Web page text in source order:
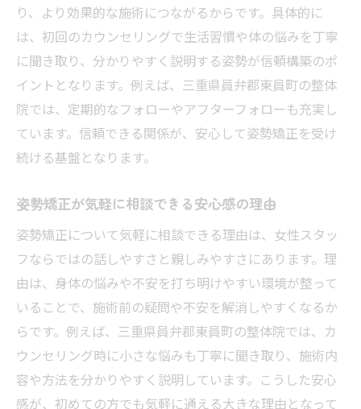
猫背や肩こり改善に役立つ姿勢矯正の流れ
猫背や肩こり改善へ導く姿勢矯正の流れ
姿勢矯正の施術手順と効果的なポイント
女性スタッフが行う姿勢矯正の施術工程
猫背改善に役立つ姿勢矯正の方法を紹介
肩こりを和らげる姿勢矯正のアプローチ
女性スタッフ在籍で安心できる整体選び
女性スタッフ在籍の整体院選びの基準
姿勢矯正で安心できる整体院の見極め方
女性スタッフ対応整体院の安心ポイント
姿勢矯正で選ぶべき整体院のチェック項目
整体院選びで重視したい姿勢矯正の特徴
安心して通える姿勢矯正整体院の選び方
健康的な毎日へ導く姿勢矯正の秘訣を解説
り、より効果的な施術につながるからです。具体的に
は、初回のカウンセリングで生活習慣や体の悩みを丁寧
に聞き取り、分かりやすく説明する姿勢が信頼構築のポ
イントとなります。例えば、三重県員弁郡東員町の整体
院では、定期的なフォローやアフターフォローも充実し
ています。信頼できる関係が、安心して姿勢矯正を受け
続ける基盤となります。
姿勢矯正が気軽に相談できる安心感の理由
姿勢矯正について気軽に相談できる理由は、女性スタッ
フならではの話しやすさと親しみやすさにあります。理
由は、身体の悩みや不安を打ち明けやすい環境が整って
いることで、施術前の疑問や不安を解消しやすくなるか
らです。例えば、三重県員弁郡東員町の整体院では、カ
ウンセリング時に小さな悩みも丁寧に聞き取り、施術内
容や方法を分かりやすく説明しています。こうした安心
感が、初めての方でも気軽に通える大きな理由となって